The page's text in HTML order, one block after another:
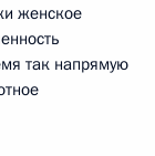
женское
так напрямую